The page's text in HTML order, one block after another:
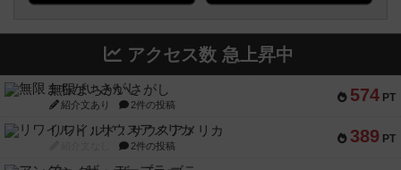
アクセス数 急上昇中
574 PT
無限まちがいさがし
紹介文あり 2件の投稿
389 PT
リワイルド：サウスアメリカ
2件の投稿